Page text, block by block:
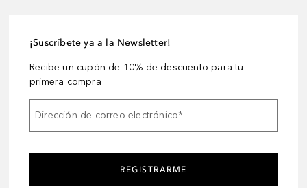
¡Suscríbete ya a la Newsletter!
Recibe un cupón de 10% de descuento para tu
primera compra
Dirección de correo electrónico*
REGISTRARME